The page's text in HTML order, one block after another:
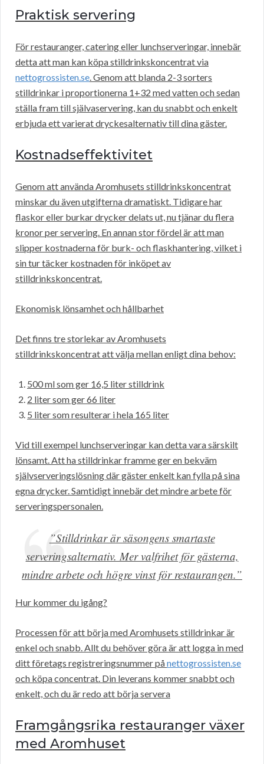
Praktisk servering
För restauranger, catering eller lunchserveringar, innebär
detta att man kan köpa stilldrinkskoncentrat via
nettogrossisten.se. Genom att blanda 2-3 sorters
stilldrinkar i proportionerna 1+32 med vatten och sedan
ställa fram till självaservering, kan du snabbt och enkelt
erbjuda ett varierat dryckesalternativ till dina gäster.
Kostnadseffektivitet
Genom att använda Aromhusets stilldrinkskoncentrat
minskar du även utgifterna dramatiskt. Tidigare har
flaskor eller burkar drycker delats ut, nu tjänar du flera
kronor per servering. En annan stor fördel är att man
slipper kostnaderna för burk- och flaskhantering, vilket i
sin tur täcker kostnaden för inköpet av
stilldrinkskoncentrat.
Ekonomisk lönsamhet och hållbarhet
Det finns tre storlekar av Aromhusets
stilldrinkskoncentrat att välja mellan enligt dina behov:
500 ml som ger 16,5 liter stilldrink
2 liter som ger 66 liter
5 liter som resulterar i hela 165 liter
Vid till exempel lunchserveringar kan detta vara särskilt
lönsamt. Att ha stilldrinkar framme ger en bekväm
självserveringslösning där gäster enkelt kan fylla på sina
egna drycker. Samtidigt innebär det mindre arbete för
serveringspersonalen.
”Stilldrinkar är säsongens smartaste
serveringsalternativ. Mer valfrihet för gästerna,
mindre arbete och högre vinst för restaurangen.”
Hur kommer du igång?
Processen för att börja med Aromhusets stilldrinkar är
enkel och snabb. Allt du behöver göra är att logga in med
ditt företags registreringsnummer pånettogrossisten.se
och köpa concentrat. Din leverans kommer snabbt och
enkelt, och du är redo att börja servera
Framgångsrika restauranger växer
med Aromhuset